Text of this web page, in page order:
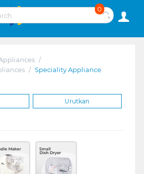
0
/
/ Speciality Appliance
Urutkan